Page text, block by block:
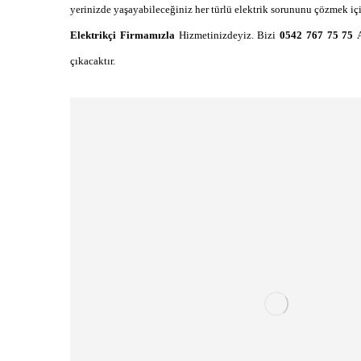
yerinizde yaşayabileceğiniz her türlü elektrik sorununu çözmek
Elektrikçi FirmamızlaHizmetinizdeyiz. Bizi0542 767 75 75
çıkacaktır.